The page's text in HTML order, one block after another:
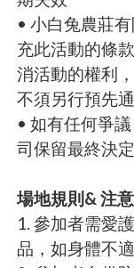
• 小白兔農莊
充此活動的條
消活動的權利
不須另行預先
• 如有任何爭
司保留最終決
場地規則& 注
1. 參加者需愛
品，如身體不